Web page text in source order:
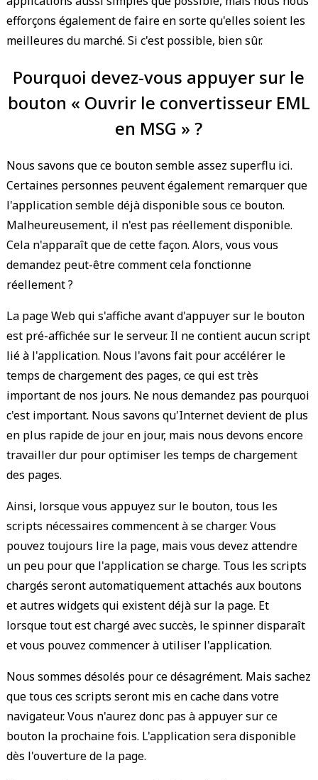
efforçons également de faire en sorte qu'elles soient les
meilleures du marché. Si c'est possible, bien sûr.
Pourquoi devez-vous appuyer sur le
bouton « Ouvrir le convertisseur EML
en MSG » ?
Nous savons que ce bouton semble assez superflu ici.
Certaines personnes peuvent également remarquer que
l'application semble déjà disponible sous ce bouton.
Malheureusement, il n'est pas réellement disponible.
Cela n'apparaît que de cette façon. Alors, vous vous
demandez peut-être comment cela fonctionne
réellement ?
La page Web qui s'affiche avant d'appuyer sur le bouton
est pré-affichée sur le serveur. Il ne contient aucun script
lié à l'application. Nous l'avons fait pour accélérer le
temps de chargement des pages, ce qui est très
important de nos jours. Ne nous demandez pas pourquoi
c'est important. Nous savons qu'Internet devient de plus
en plus rapide de jour en jour, mais nous devons encore
travailler dur pour optimiser les temps de chargement
des pages.
Ainsi, lorsque vous appuyez sur le bouton, tous les
scripts nécessaires commencent à se charger. Vous
pouvez toujours lire la page, mais vous devez attendre
un peu pour que l'application se charge. Tous les scripts
chargés seront automatiquement attachés aux boutons
et autres widgets qui existent déjà sur la page. Et
lorsque tout est chargé avec succès, le spinner disparaît
et vous pouvez commencer à utiliser l'application.
Nous sommes désolés pour ce désagrément. Mais sachez
que tous ces scripts seront mis en cache dans votre
navigateur. Vous n'aurez donc pas à appuyer sur ce
bouton la prochaine fois. L'application sera disponible
dès l'ouverture de la page.